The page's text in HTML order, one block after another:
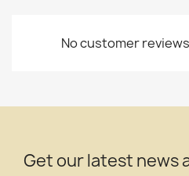
No customer
Get our latest news